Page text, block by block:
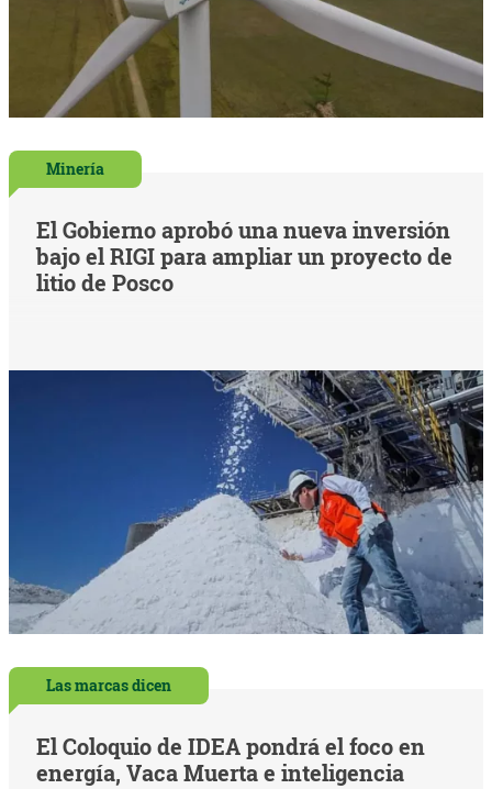
Minería
El Gobierno aprobó una nueva inversión
bajo el RIGI para ampliar un proyecto de
litio de Posco
Las marcas dicen
El Coloquio de IDEA pondrá el foco en
energía, Vaca Muerta e inteligencia